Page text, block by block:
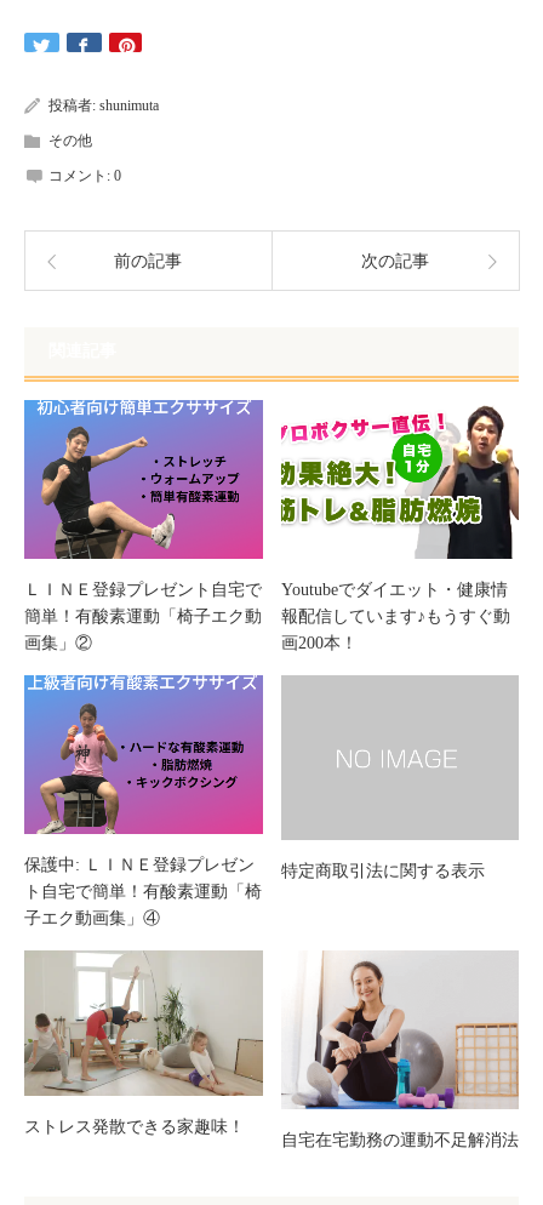
し
て
Twitter
有
(新
し
い
ィ
ン
で
す)
す
る
に
リ
ッ
(新
い
ウ
ィ
き
す)
投稿者: shunimuta
その他
コメント: 0
前の記事 次の記事
ＬＩＮＥ登録プレゼント自宅で
簡単！有酸素運動「椅子エク動
画集」②
Youtubeでダイエット・健康情
報配信しています♪もうすぐ動
画200本！
保護中: ＬＩＮＥ登録プレゼン
ト自宅で簡単！有酸素運動「椅
子エク動画集」④
特定商取引法に関する表示
ストレス発散できる家趣味！
自宅在宅勤務の運動不足解消法